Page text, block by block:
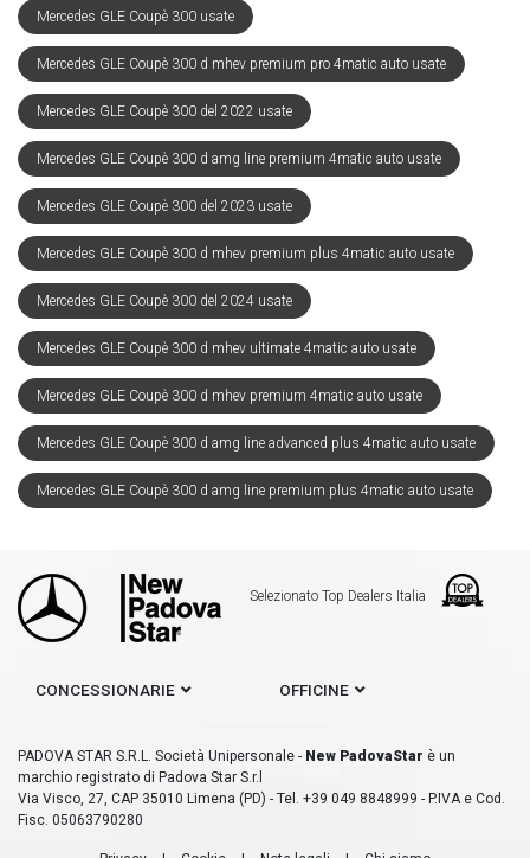
Mercedes GLE Coupè 300 usate
Mercedes GLE Coupè 300 d mhev premium pro 4matic auto usate
Mercedes GLE Coupè 300 del 2022 usate
Mercedes GLE Coupè 300 d amg line premium 4matic auto usate
Mercedes GLE Coupè 300 del 2023 usate
Mercedes GLE Coupè 300 d mhev premium plus 4matic auto usate
Mercedes GLE Coupè 300 del 2024 usate
Mercedes GLE Coupè 300 d mhev ultimate 4matic auto usate
Mercedes GLE Coupè 300 d mhev premium 4matic auto usate
Mercedes GLE Coupè 300 d amg line advanced plus 4matic auto usate
Mercedes GLE Coupè 300 d amg line premium plus 4matic auto usate
Selezionato Top Dealers Italia
CONCESSIONARIE OFFICINE
PADOVA STAR S.R.L. Società Unipersonale - New PadovaStar è un
marchio registrato di Padova Star S.r.l
Via Visco, 27, CAP 35010 Limena (PD) - Tel. +39 049 8848999 - P.IVA e Cod.
Fisc. 05063790280